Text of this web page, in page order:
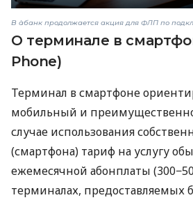
В àбанк продолжается акция для ФЛП по
О терминале в
Phone)
Терминал в смартфоне
мобильный и
случае использования
(смартфона) тариф на услугу
ежемесячной абонплаты
терминалах, предоставляемых